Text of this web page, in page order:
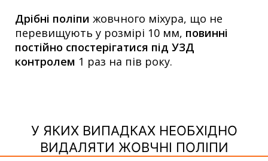
Дрібні поліпи жовчного міхура, що не
перевищують у розмірі 10 мм, повинні
постійно спостерігатися під УЗД
контролем 1 раз на пів року.
У ЯКИХ ВИПАДКАХ НЕОБХІДНО
ВИДАЛЯТИ ЖОВЧНІ ПОЛІПИ